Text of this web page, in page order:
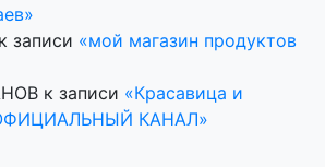
к записи «мой магазин продуктов
к записи «Красавица и
КАНАЛ»